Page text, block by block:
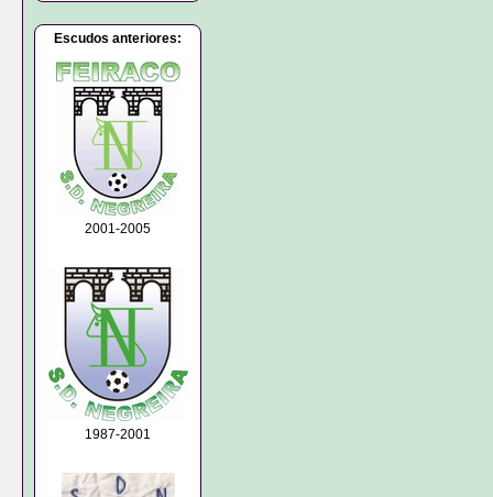
Escudos anteriores:
2001-2005
1987-2001